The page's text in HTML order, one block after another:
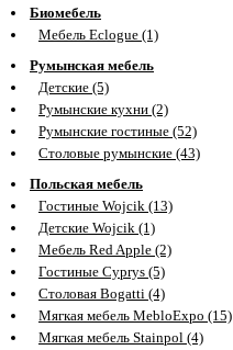
Биомебель
Мебель Eclogue (1)
Румынская мебель
Детские (5)
Румынские кухни (2)
Румынские гостиные (52)
Столовые румынские (43)
Польская мебель
Гостиные Wojcik (13)
Детские Wojcik (1)
Мебель Red Apple (2)
Гостиные Cyprys (5)
Столовая Bogatti (4)
Мягкая мебель MebloExpo (15)
Мягкая мебель Stainpol (4)